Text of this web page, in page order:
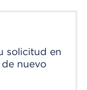
solicitud en
nuevo